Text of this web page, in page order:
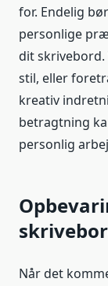
for. Endelig
personlige
dit skrivebord.
stil, eller
kreativ
betragtning
personlig
Når det